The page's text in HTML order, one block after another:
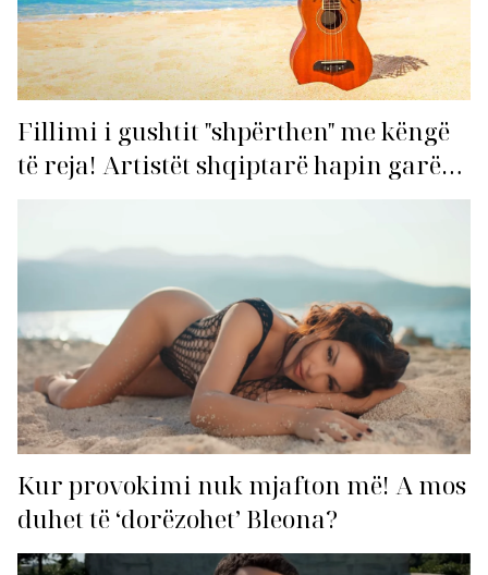
Fillimi i gushtit "shpërthen" me këngë
të reja! Artistët shqiptarë hapin garën
Kur provokimi nuk mjafton më! A mos
duhet të ‘dorëzohet’ Bleona?